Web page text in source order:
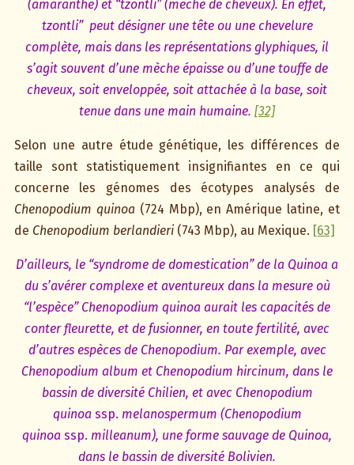
(amaranthe) et “tzontli” (mèche de cheveux). En effet,
tzontli” peut désigner une tête ou une chevelure
complète, mais dans les représentations glyphiques, il
s’agit souvent d’une mèche épaisse ou d’une touffe de
cheveux, soit enveloppée, soit attachée à la base, soit
tenue dans une main humaine. [32]
Selon une autre étude génétique, les différences de
taille sont statistiquement insignifiantes en ce qui
concerne les génomes des écotypes analysés de
Chenopodium quinoa(724 Mbp), en Amérique latine, et
de Chenopodium berlandieri (743 Mbp), au Mexique. [63]
D’ailleurs, le “syndrome de domestication” de la Quinoa a
du s’avérer complexe et aventureux dans la mesure où
“l’espèce” Chenopodium quinoa aurait les capacités de
conter fleurette, et de fusionner, en toute fertilité, avec
d’autres espèces de Chenopodium. Par exemple, avec
Chenopodium album et Chenopodium hircinum, dans le
bassin de diversité Chilien, et avec Chenopodium
quinoassp. melanospermum (Chenopodium
quinoa ssp. milleanum), une forme sauvage de Quinoa,
dans le bassin de diversité Bolivien.